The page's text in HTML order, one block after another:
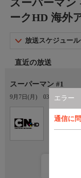
エラー
通信に
スーパーマン
ークHD 海外
放送スケジュー
直近の放送
スーパーマン #1
9月7日(月) 03:00〜03:30
カート
外アニ